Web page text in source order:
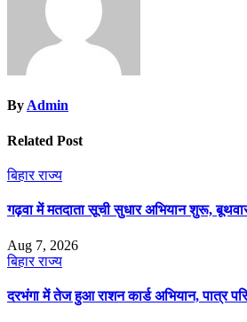
ByAdmin
Related Post
बिहारराज्य
गढ़वा में मतदाता सूची सुधार अभियान शुरू,
Aug 7, 2026
बिहारराज्य
दरभंगा में तेज हुआ राशन कार्ड अभियान, पात्र